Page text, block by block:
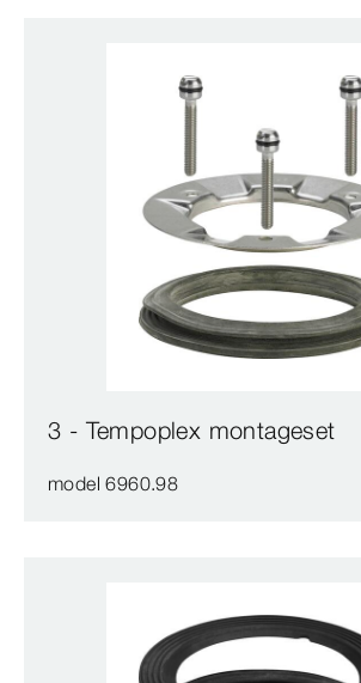
3 - Tempoplex montageset
model 6960.98